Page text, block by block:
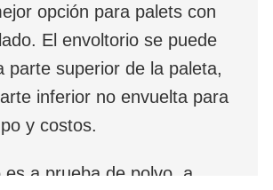
opción para palets con
El envoltorio se puede
parte superior de la paleta,
inferior no envuelta para
y costos.
es a prueba de polvo, a